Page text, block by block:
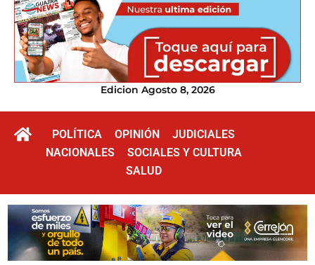
Edicion Agosto 8, 2026
POLÍTICA OPINIÓN
JUDICIALES
NACIONALES
SOCIALES Y CULTURA
SALUD